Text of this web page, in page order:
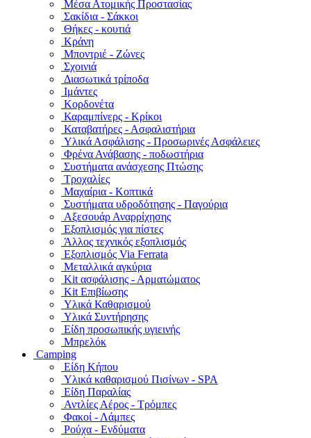
Μέσα Ατομικής Προστασίας
Σακίδια - Σάκκοι
Θήκες - κουτιά
Κράνη
Μποντριέ - Ζώνες
Σχοινιά
Διασωτικά τρίποδα
Ιμάντες
Κορδονέτα
Καραμπίνερς - Κρίκοι
Καταβατήρες - Ασφαλιστήρια
Υλικά Ασφάλισης - Προσωρινές Ασφάλειες
Φρένα Ανάβασης - ποδωστήρια
Συστήματα ανάσχεσης Πτώσης
Τροχαλίες
Μαχαίρια - Κοπτικά
Συστήματα υδροδότησης - Παγούρια
Αξεσουάρ Αναρρίχησης
Εξοπλισμός για πίστες
Άλλος τεχνικός εξοπλισμός
Εξοπλισμός Via Ferrata
Μεταλλικά αγκύρια
Kit ασφάλισης - Αρματώματος
Kit Επιβίωσης
Υλικά Καθαρισμού
Υλικά Συντήρησης
Είδη προσωπικής υγιεινής
Μπρελόκ
Camping
Είδη Κήπου
Υλικά καθαρισμού Πισίνων - SPA
Είδη Παραλίας
Αντλίες Αέρος - Τρόμπες
Φακοί - Λάμπες
Ρούχα - Ενδύματα